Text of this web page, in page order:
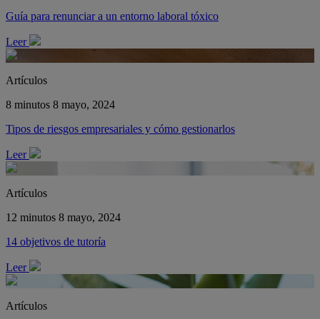
Guía para renunciar a un entorno laboral tóxico
Leer
Artículos
8 minutos 8 mayo, 2024
Tipos de riesgos empresariales y cómo gestionarlos
Leer
Artículos
12 minutos 8 mayo, 2024
14 objetivos de tutoría
Leer
Artículos